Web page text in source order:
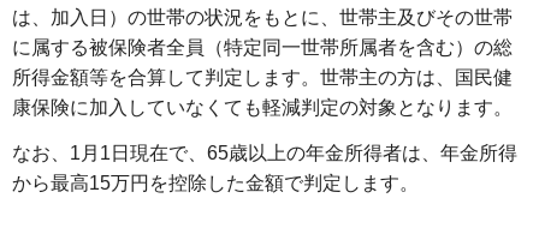
は、加入日）の世帯の状況をもとに、世帯主及びその世帯
に属する被保険者全員（特定同一世帯所属者を含む）の総
所得金額等を合算して判定します。世帯主の方は、国民健
康保険に加入していなくても軽減判定の対象となります。
なお、1月1日現在で、65歳以上の年金所得者は、年金所得
から最高15万円を控除した金額で判定します。